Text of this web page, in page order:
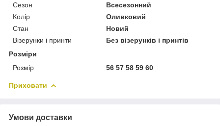
Сезон
Всесезонний
Колір
Оливковий
Стан
Новий
Візерунки і принти
Без візерунків і принтів
Розміри
Розмір
56 57 58 59 60
Приховати
Умови доставки